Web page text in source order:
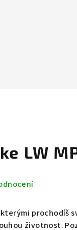
LW
prochodíš
životnost.